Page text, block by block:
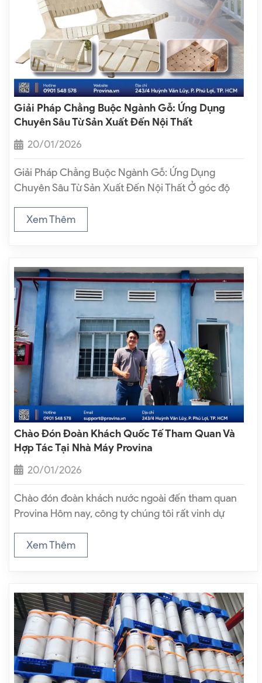
Giải Pháp Chằng Buộc Ngành Gỗ: Ứng Dụng
Chuyên Sâu Từ Sản Xuất Đến Nội Thất
20/01/2026
Giải Pháp Chằng Buộc Ngành Gỗ: Ứng Dụng
Chuyên Sâu Từ Sản Xuất Đến Nội Thất Ở góc độ
thực chất là một hệ thống giải pháp kỹ thuật –…
Xem Thêm
Chào Đón Đoàn Khách Quốc Tế Tham Quan Và
Hợp Tác Tại Nhà Máy Provina
20/01/2026
Chào đón đoàn khách nước ngoài đến tham quan
Provina Hôm nay, công ty chúng tôi rất vinh dự
nhà máy, tìm hiểu trực tiếp quy trình sản xuất và…
Xem Thêm